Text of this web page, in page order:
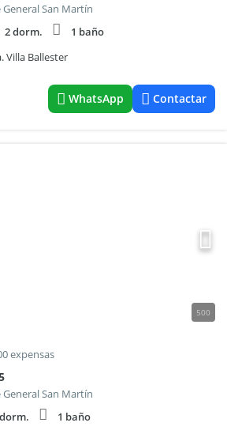
San Martín
2 dorm.
1 baño
Villa Ballester
WhatsApp Contactar
500
expensas
San Martín
1 baño